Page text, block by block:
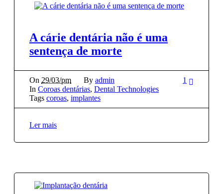
A cárie dentária não é uma
sentença de morte
1
On 29/03/pm By admin
In Coroas dentárias, Dental Technologies
Tags coroas, implantes
Ler mais